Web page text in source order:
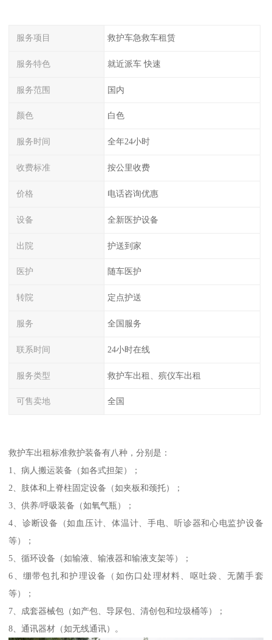
服务项目 救护车急救车租赁
服务特色 就近派车 快速
服务范围 国内
颜色 白色
服务时间 全年24小时
收费标准 按公里收费
价格 电话咨询优惠
设备 全新医护设备
出院 护送到家
医护 随车医护
转院 定点护送
服务 全国服务
联系时间 24小时在线
服务类型 救护车出租、殡仪车出租
可售卖地 全国
救护车出租标准救护装备有八种，分别是：
1、病人搬运装备（如各式担架）；
2、肢体和上脊柱固定设备（如夹板和颈托）；
3、供养/呼吸装备（如氧气瓶）；
4、诊断设备（如血压计、体温计、手电、听诊器和心电监护设备
等）；
5、循环设备（如输液、输液器和输液支架等）；
6、绷带包扎和护理设备（如伤口处理材料、呕吐袋、无菌手套
等）；
7、成套器械包（如产包、导尿包、清创包和垃圾桶等）；
8、通讯器材（如无线通讯）。